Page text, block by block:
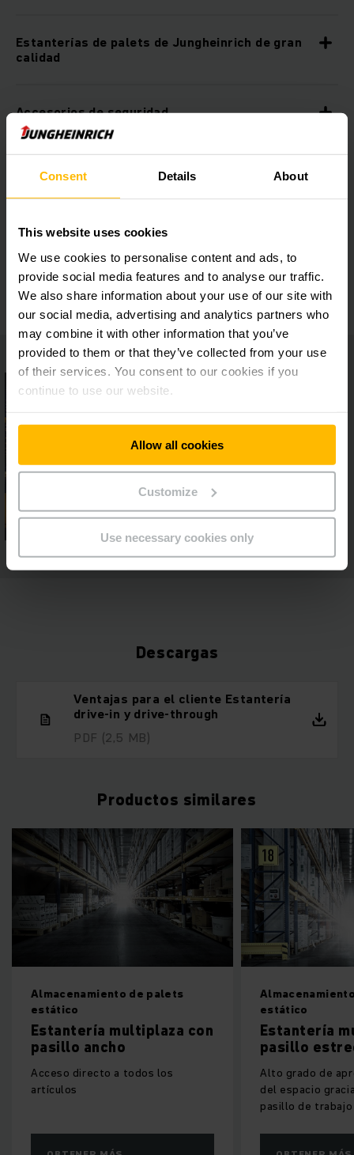
Consent Details About
This website uses cookies
We use cookies to personalise content and ads, to
provide social media features and to analyse our traffic.
We also share information about your use of our site with
our social media, advertising and analytics partners who
may combine it with other information that you’ve
provided to them or that they’ve collected from your use
of their services. You consent to our cookies if you
continue to use our website.
Allow all cookies
Customize
Use necessary cookies only
Estanterías de palets de Jungheinrich de gran
calidad
Accesorios de seguridad
Soluciones sectoriales individuales
Descargas
Ventajas para el cliente Estantería
drive-in y drive-through
PDF (2,5 MB)
Productos similares
Almacenamiento de palets
estático
Estantería multiplaza con
pasillo ancho
Acceso directo a todos los
artículos
estático
Estantería
pasillo
Alto grado de
del espacio
pasillo de